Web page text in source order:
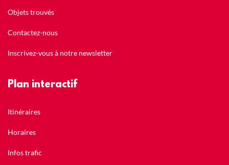
Objets trouvés
Contactez-nous
Inscrivez-vous à notre newsletter
Plan interactif
Itinéraires
Horaires
Infos trafic